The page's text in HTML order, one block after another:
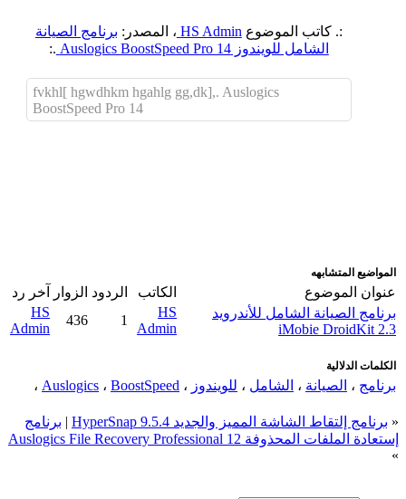
:. كاتب الموضوع HS Admin ، المصدر: برنامج الصيانة
الشامل للويندوز Auslogics BoostSpeed Pro 14
.:
fvkhl[ hgwdhkm hgahlg gg,dk],. Auslogics
BoostSpeed Pro 14
المواضيع المتشابهه
عنوان الموضوع الكاتب الردود الزوار
آخر رد
برنامج الصيانة الشامل للأندرويد
iMobie DroidKit 2.3
HS
Admin
1
436
HS
Admin
الكلمات الدلالية
برنامج ، الصيانة ، الشامل ، للويندوز ، Auslogics ، BoostSpeed ،
« برنامج إلتقاط الشاشة المميز والجديد HyperSnap 9.5.4 | برنامج
إستعادة الملفات المحذوفة Auslogics File Recovery Professional 12
»